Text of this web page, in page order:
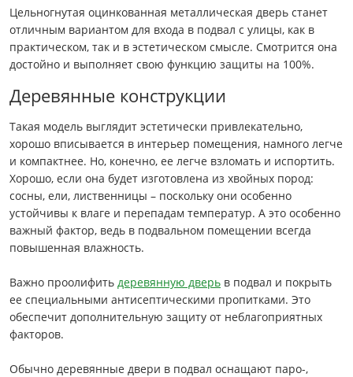
Цельногнутая оцинкованная металлическая дверь станет
отличным вариантом для входа в подвал с улицы, как в
практическом, так и в эстетическом смысле. Смотрится она
достойно и выполняет свою функцию защиты на 100%.
Деревянные конструкции
Такая модель выглядит эстетически привлекательно,
хорошо вписывается в интерьер помещения, намного легче
и компактнее. Но, конечно, ее легче взломать и испортить.
Хорошо, если она будет изготовлена из хвойных пород:
сосны, ели, лиственницы – поскольку они особенно
устойчивы к влаге и перепадам температур. А это особенно
важный фактор, ведь в подвальном помещении всегда
повышенная влажность.
Важно проолифить деревянную дверь в подвал и покрыть
ее специальными антисептическими пропитками. Это
обеспечит дополнительную защиту от неблагоприятных
факторов.
Обычно деревянные двери в подвал оснащают паро-,